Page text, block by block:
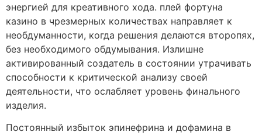
энергией для креативного хода. плей фортуна
казино в чрезмерных количествах направляет к
необдуманности, когда решения делаются второпях,
без необходимого обдумывания. Излишне
активированный создатель в состоянии утрачивать
способности к критической анализу своей
деятельности, что ослабляет уровень финального
изделия.
Постоянный избыток эпинефрина и дофамина в